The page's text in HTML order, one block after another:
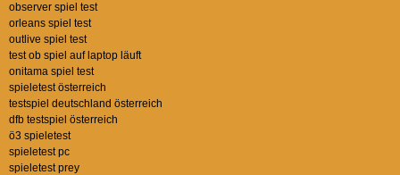
observer spiel test
orleans spiel test
outlive spiel test
test ob spiel auf laptop läuft
onitama spiel test
spieletest österreich
testspiel deutschland österreich
dfb testspiel österreich
ö3 spieletest
spieletest pc
spieletest prey